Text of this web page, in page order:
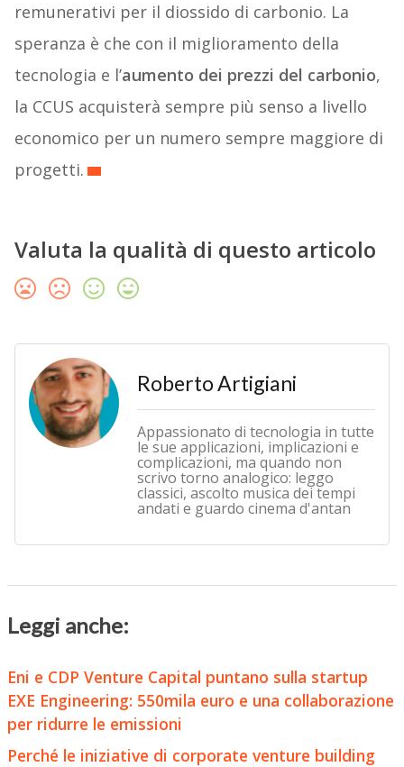
remunerativi per il diossido di carbonio. La
speranza è che con il miglioramento della
tecnologia e l’aumento dei prezzi del carbonio,
la CCUS acquisterà sempre più senso a livello
economico per un numero sempre maggiore di
progetti.
Valuta la qualità di questo articolo
Roberto Artigiani
Appassionato di tecnologia in tutte
le sue applicazioni, implicazioni e
complicazioni, ma quando non
scrivo torno analogico: leggo
classici, ascolto musica dei tempi
andati e guardo cinema d'antan
Leggi anche:
Eni e CDP Venture Capital puntano sulla startup
EXE Engineering: 550mila euro e una collaborazione
per ridurre le emissioni
Perché le iniziative di corporate venture building